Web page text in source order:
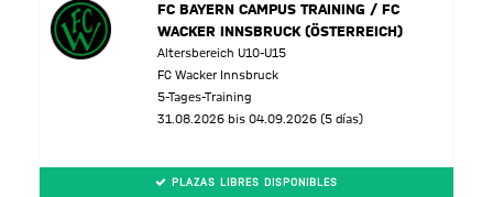
FC BAYERN CAMPUS TRAINING / FC
WACKER INNSBRUCK (ÖSTERREICH)
Altersbereich U10-U15
FC Wacker Innsbruck
5-Tages-Training
31.08.2026 bis 04.09.2026 (5 días)
PLAZAS LIBRES DISPONIBLES